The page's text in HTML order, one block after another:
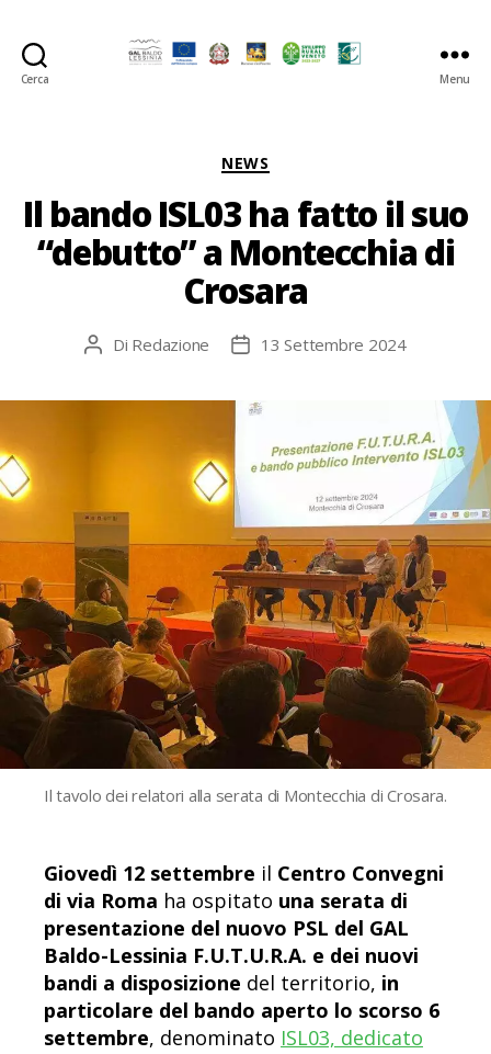
Cerca Menu
Categorie
NEWS
Il bando ISL03 ha fatto il suo
“debutto” a Montecchia di
Crosara
Autore
Di Redazione
Data13 Settembre 2024
Il tavolo dei relatori alla serata di Montecchia di Crosara.
Giovedì 12 settembre il Centro Convegni
di via Roma ha ospitato una serata di
presentazione del nuovo PSL del GAL
Baldo-Lessinia F.U.T.U.R.A. e dei nuovi
bandi a disposizione del territorio, in
particolare del bando aperto lo scorso 6
settembre, denominato ISL03, dedicato